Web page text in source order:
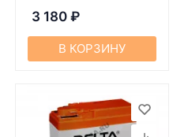
3 180 ₽
В КОРЗИНУ